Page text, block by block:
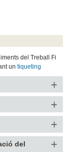
del Treball Fi
untiqueting
del